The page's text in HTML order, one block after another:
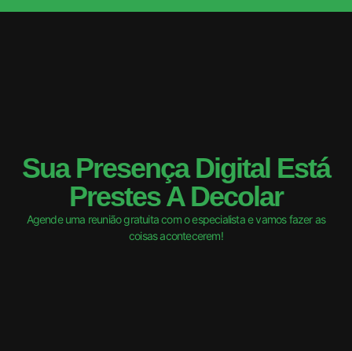
Sua Presença Digital Está
Prestes A Decolar
Agende uma reunião gratuita com o especialista e vamos fazer as
coisas acontecerem!